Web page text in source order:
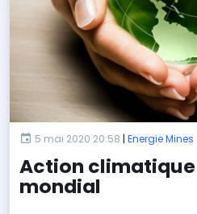
5 mai 2020 20:58 | Energie Mines
Action climatique
mondial